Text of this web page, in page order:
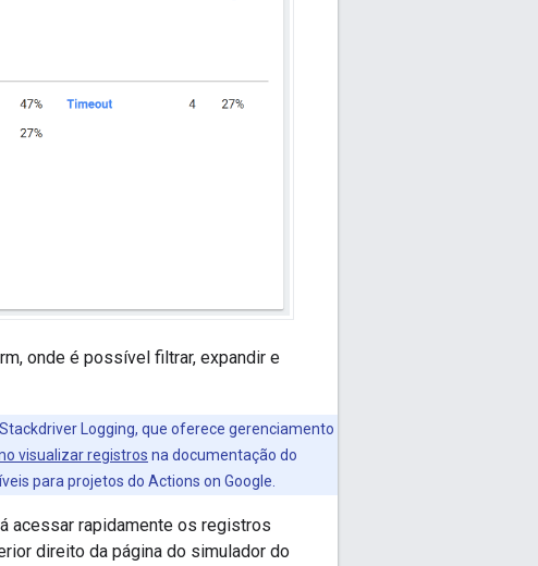
onde é possível filtrar, expandir e
Logging, que oferece gerenciamento
visualizar registros na documentação do
para projetos do Actions on Google.
acessar rapidamente os registros
direito da página do simulador do